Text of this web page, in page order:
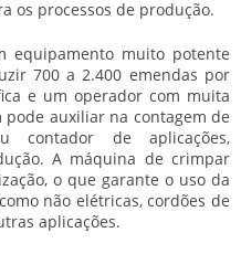
os processos de produção.
equipamento muito potente
700 a 2.400 emendas por
e um operador com muita
auxiliar na contagem de
contador de aplicações,
A máquina de crimpar
o que garante o uso da
não elétricas, cordões de
aplicações.